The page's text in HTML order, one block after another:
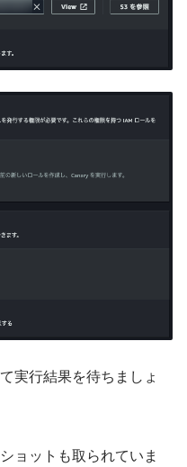
実行結果を待ちましょ
ョットも取られていま